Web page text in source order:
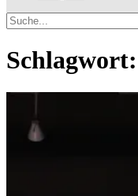
Suche
Schlagwort: